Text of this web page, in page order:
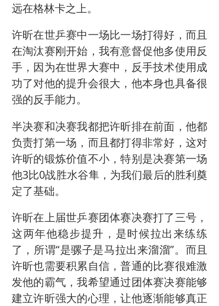
远在格林卡之上。
许昕在世乒赛中一场比一场打得好，而且
在淘汰赛刚开始，我有意督促他多使用反
手，因为在世界大赛中，反手技术使用成
功了对他的提升会很大，他本身也具备很
强的反手能力。
半决赛和决赛我都把许昕排在前面，他都
负责打第一场，而且都打得非常好，这对
许昕的锻炼价值不小，特别是决赛第一场
他3比0战胜水谷隼，为我们最后的胜利奠
定了基础。
许昕在上届世乒赛团体赛决赛打了三号，
这两年他稳步提升，是时候拉出来练练
了，所谓“是骡子是马拉出来溜溜”。而且
许昕也需要积累自信，普通的比赛很难激
发他的霸气，我希望通过团体赛决赛能够
建立许昕强大的心理，让他逐渐能够真正